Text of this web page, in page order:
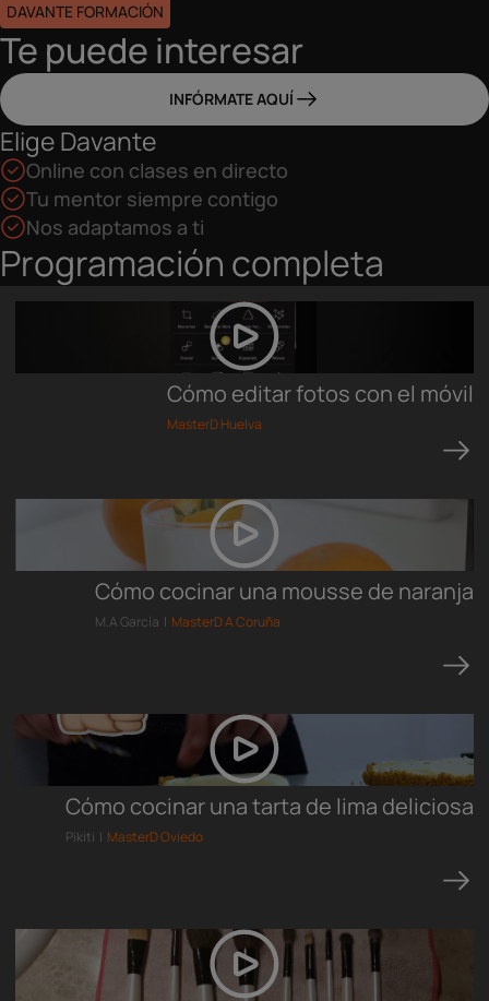
DAVANTE FORMACIÓN
Te puede interesar
INFÓRMATE AQUÍ
Elige Davante
Online con clases en directo
Tu mentor siempre contigo
Nos adaptamos a ti
Programación completa
Cómo editar fotos con el móvil
MasterD Huelva
Cómo cocinar una mousse de naranja
M.A García | MasterD A Coruña
Cómo cocinar una tarta de lima deliciosa
Pikiti | MasterD Oviedo